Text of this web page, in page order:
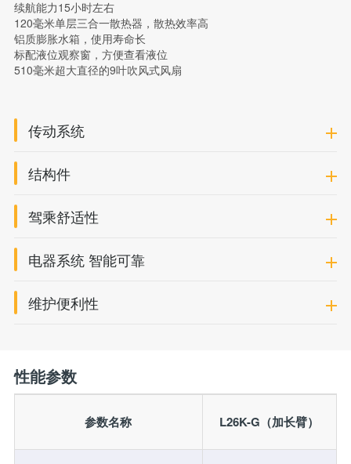
续航能力15小时左右
120毫米单层三合一散热器，散热效率高
铝质膨胀水箱，使用寿命长
标配液位观察窗，方便查看液位
510毫米超大直径的9叶吹风式风扇
传动系统
结构件
驾乘舒适性
电器系统 智能可靠
维护便利性
性能参数
参数名称 L26K-G（加长臂）